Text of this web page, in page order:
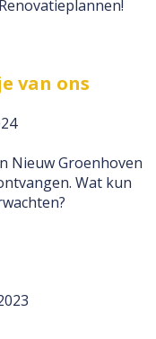
van ons
Nieuw Groenhoven
Wat kun